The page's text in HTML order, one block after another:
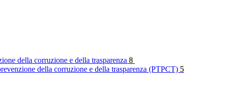
della corruzione e della trasparenza 8
della corruzione e della trasparenza (PTPCT) 5